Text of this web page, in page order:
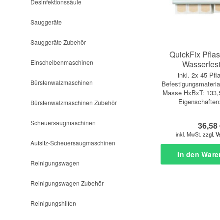
Desinfektionssäule
Sauggeräte
Sauggeräte Zubehör
Einscheibenmaschinen
Bürstenwalzmaschinen
Bürstenwalzmaschinen Zubehör
Scheuersaugmaschinen
Aufsitz-Scheuersaugmaschinen
Reinigungswagen
Reinigungswagen Zubehör
Reinigungshilfen
QuickFix
inkl. 2x 45
Masse HxBxT:
Schlüssel.
Verletzungen
36,58
inkl. MwSt. zzgl.
In den